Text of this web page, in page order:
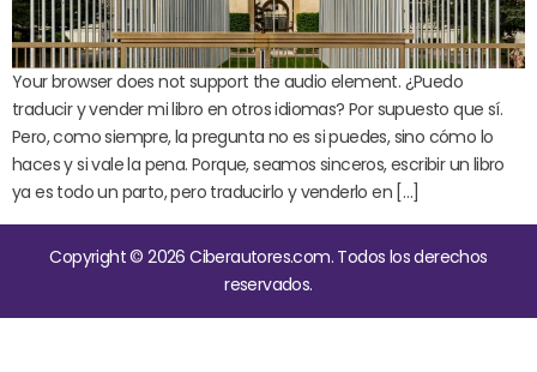
Your browser does not support the audio element. ¿Puedo
traducir y vender mi libro en otros idiomas? Por supuesto que sí.
Pero, como siempre, la pregunta no es si puedes, sino cómo lo
haces y si vale la pena. Porque, seamos sinceros, escribir un libro
ya es todo un parto, pero traducirlo y venderlo en […]
Copyright © 2026 Ciberautores.com. Todos los derechos
reservados.